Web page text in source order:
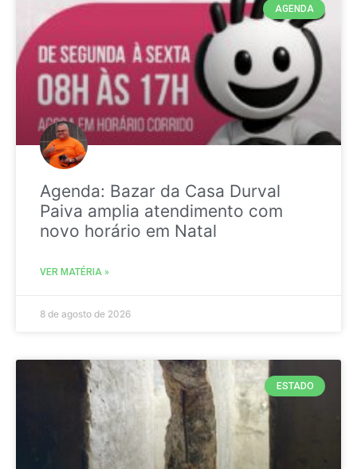
AGENDA
Agenda: Bazar da Casa Durval
Paiva amplia atendimento com
novo horário em Natal
VER MATÉRIA »
8 de agosto de 2026
ESTADO